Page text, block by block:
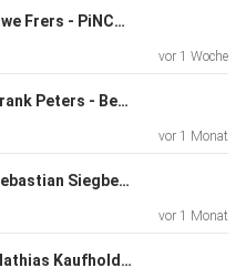
fast nie der Klebstoff das
Brötchenservice mit Uwe Frers - PiNCAMP
vor 1 Woche
Brötchenservice mit Frank Peters - Bergstrom
vor 1 Monat
Brötchenservice mit Sebastian Siegbert - VanSite
vor 1 Monat
Brötchenservice mit Mathias Kaufhold - Dometic